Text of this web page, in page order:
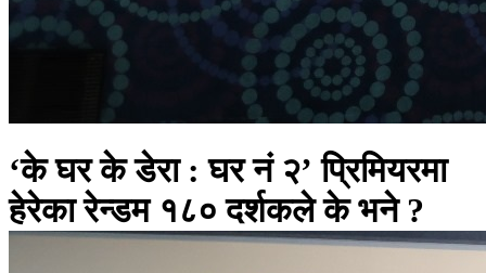
‘के घर के डेरा : घर नं २’ प्रिमियरमा
हेरेका रेन्डम १८० दर्शकले के भने ?